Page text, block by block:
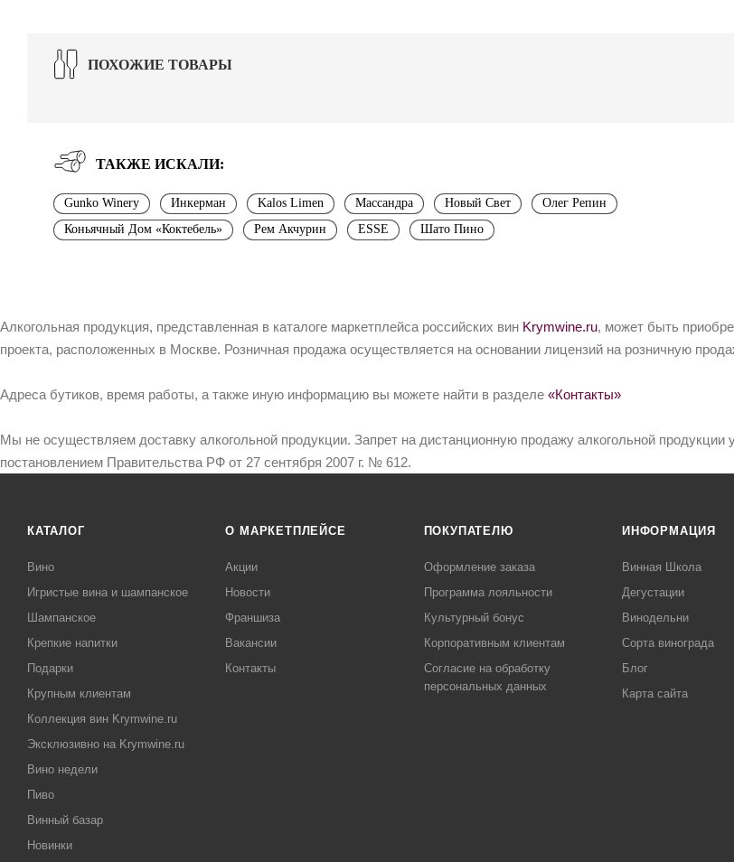
ПОХОЖИЕ ТОВАРЫ
ТАКЖЕ ИСКАЛИ:
Gunko Winery Инкерман Kalos Limen Массандра Новый Свет
Олег Репин
Коньячный Дом «Коктебель»
Рем Акчурин ESSE Шато Пино
Алкогольная продукция, представленная в каталоге маркетплейса российских вин Krymwine.ru, может быть
проекта, расположенных в Москве. Розничная продажа осуществляется на основании лицензий на розничную
Адреса бутиков, время работы, а также иную информацию вы можете найти в разделе «Контакты»
Мы не осуществляем доставку алкогольной продукции. Запрет на дистанционную продажу алкогольной
постановлением Правительства РФ от 27 сентября 2007 г. № 612.
КАТАЛОГ
Вино
Игристые вина и шампанское
Шампанское
Крепкие напитки
Подарки
Крупным клиентам
Коллекция вин Krymwine.ru
Эксклюзивно на Krymwine.ru
Вино недели
Пиво
Винный базар
Новинки
О МАРКЕТПЛЕЙСЕ
Акции
Новости
Франшиза
Вакансии
Контакты
ПОКУПАТЕЛЮ
Оформление заказа
Программа лояльности
Культурный бонус
Корпоративным клиентам
Согласие на обработку
персональных данных
ИНФОРМАЦИЯ
Винная Школа
Дегустации
Винодельни
Сорта винограда
Блог
Карта сайта